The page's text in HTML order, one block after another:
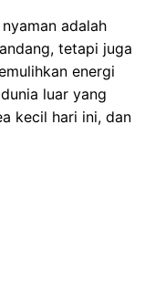
adalah
tetapi juga
energi
luar yang
kecil hari ini, dan